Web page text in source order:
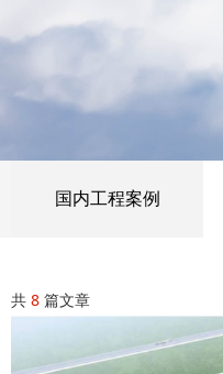
国内工程案例
共 8 篇文章